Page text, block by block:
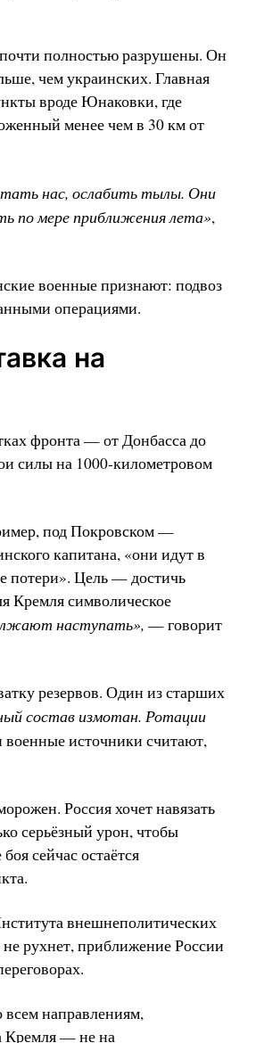
полностью разрушены. Он
чем украинских. Главная
вроде Юнаковки, где
менее чем в 30 км от
нас, ослабить тылы. Они
по мере приближения лета»,
военные признают: подвоз
операциями.
на
фронта — от Донбасса до
силы на 1000-километровом
под Покровском —
капитана, «они идут в
потери». Цель — достичь
Кремля символическое
наступать», — говорит
резервов. Один из старших
состав измотан. Ротации
источники считают,
Россия хочет навязать
серьёзный урон, чтобы
сейчас остаётся
внешнеполитических
рухнет, приближение России
направлениям,
Кремля — не на